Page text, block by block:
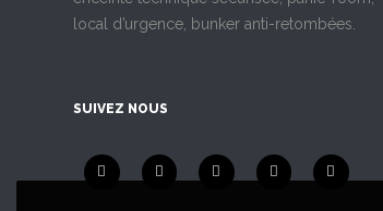
local d’urgence, bunker anti-retombées.
SUIVEZ NOUS